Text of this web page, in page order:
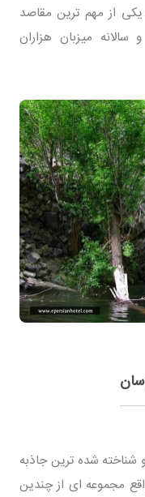
یکی از مهم ترین مقاصد
میزبان هزاران
شده ترین جاذبه
مجموعه ای از چندین